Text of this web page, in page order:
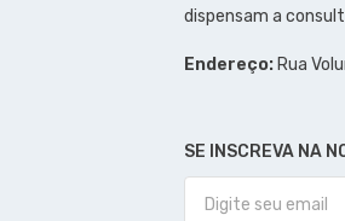
dispensam a
Endereço: Rua
SE INSCREVA NA